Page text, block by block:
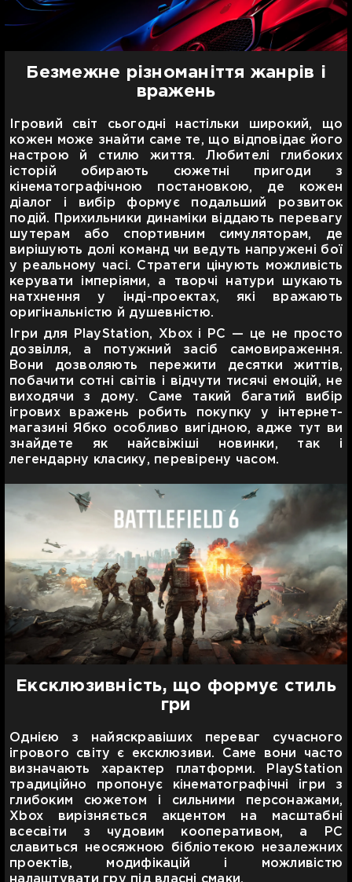
Безмежне різноманіття жанрів і
вражень
Ігровий світ сьогодні настільки широкий, що
кожен може знайти саме те, що відповідає його
настрою й стилю життя. Любителі глибоких
історій обирають сюжетні пригоди з
кінематографічною постановкою, де кожен
діалог і вибір формує подальший розвиток
подій. Прихильники динаміки віддають перевагу
шутерам або спортивним симуляторам, де
вирішують долі команд чи ведуть напружені бої
у реальному часі. Стратеги цінують можливість
керувати імперіями, а творчі натури шукають
натхнення у інді-проектах, які вражають
оригінальністю й душевністю.
Ігри для PlayStation, Xbox і PC — це не просто
дозвілля, а потужний засіб самовираження.
Вони дозволяють пережити десятки життів,
побачити сотні світів і відчути тисячі емоцій, не
виходячи з дому. Саме такий багатий вибір
ігрових вражень робить покупку у інтернет-
магазині Ябко особливо вигідною, адже тут ви
знайдете як найсвіжіші новинки, так і
легендарну класику, перевірену часом.
Ексклюзивність, що формує стиль
гри
Однією з найяскравіших переваг сучасного
ігрового світу є ексклюзиви. Саме вони часто
визначають характер платформи. PlayStation
традиційно пропонує кінематографічні ігри з
глибоким сюжетом і сильними персонажами,
Xbox вирізняється акцентом на масштабні
всесвіти з чудовим кооперативом, а PC
славиться неосяжною бібліотекою незалежних
проектів, модифікацій і можливістю
налаштувати гру під власні смаки.